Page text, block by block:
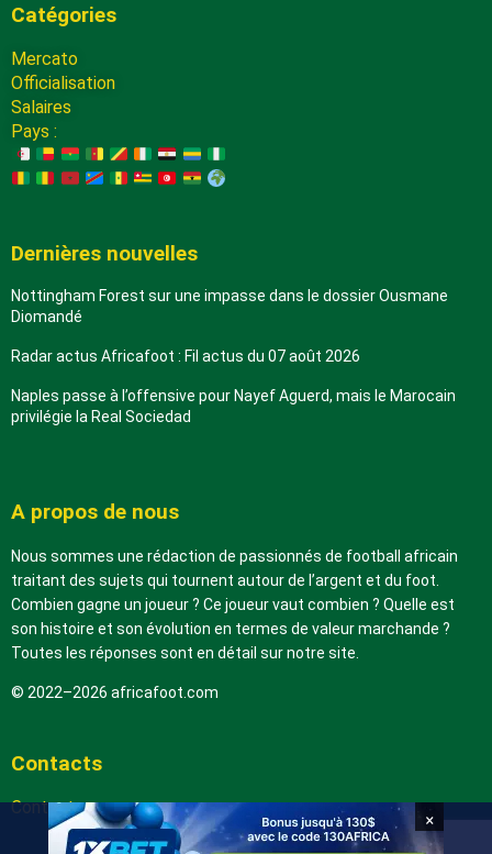
Catégories
Mercato
Officialisation
Salaires
Pays :
Dernières nouvelles
Nottingham Forest sur une impasse dans le dossier Ousmane
Diomandé
Radar actus Africafoot : Fil actus du 07 août 2026
Naples passe à l’offensive pour Nayef Aguerd, mais le Marocain
privilégie la Real Sociedad
A propos de nous
Nous sommes une rédaction de passionnés de football africain
traitant des sujets qui tournent autour de l’argent et du foot.
Combien gagne un joueur ? Ce joueur vaut combien ? Quelle est
son histoire et son évolution en termes de valeur marchande ?
Toutes les réponses sont en détail sur notre site.
© 2022–2026 africafoot.com
Contacts
Contactez-nous ×